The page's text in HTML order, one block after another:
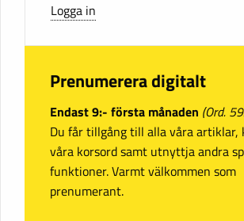
Logga in
Prenumerera digitalt
Endast 9:- första månaden (Ord.
Du får tillgång till alla våra artiklar,
våra korsord samt utnyttja andra
funktioner. Varmt välkommen som
prenumerant.